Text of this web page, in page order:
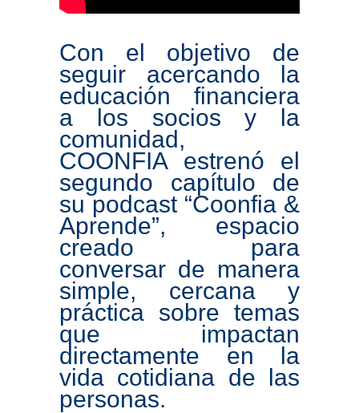
Con el objetivo de
seguir acercando la
educación financiera
a los socios y la
comunidad,
COONFIA estrenó el
segundo capítulo de
su podcast “Coonfia &
Aprende”, espacio
creado para
conversar de manera
simple, cercana y
práctica sobre temas
que impactan
directamente en la
vida cotidiana de las
personas.